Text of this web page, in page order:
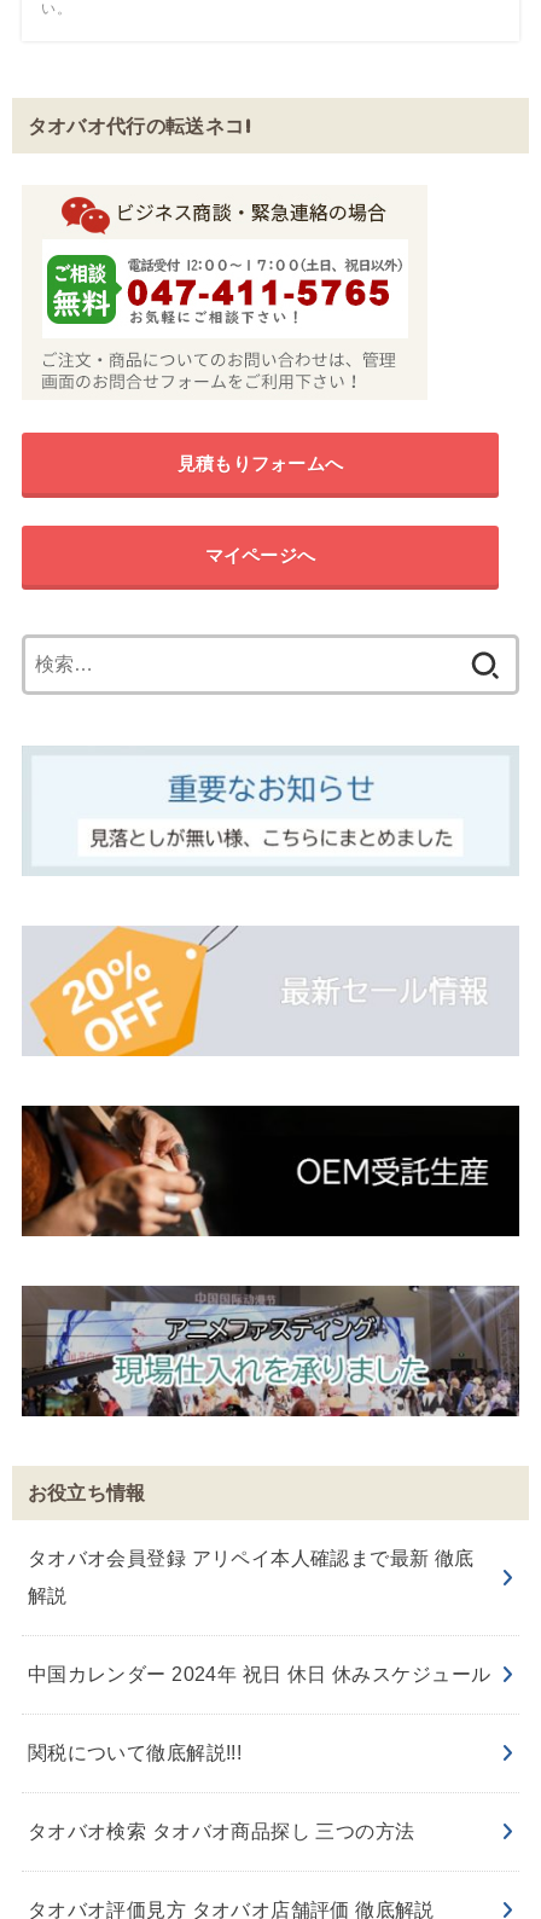
い。
タオバオ代行の転送ネコ!
見積もりフォームへ
マイページへ
索:
お役立ち情報
タオバオ会員登録 アリペイ本人確認まで最新 徹底
解説
中国カレンダー 2024年 祝日 休日 休みスケジュール
関税について徹底解説!!!
タオバオ検索 タオバオ商品探し 三つの方法
タオバオ評価見方 タオバオ店舗評価 徹底解説